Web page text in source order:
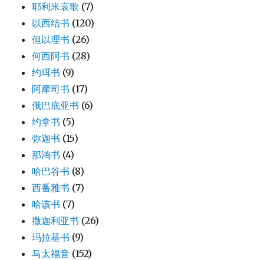
耶利米哀歌 (7)
以西结书 (120)
但以理书 (26)
何西阿书 (28)
约珥书 (9)
阿摩司书 (17)
俄巴底亚书 (6)
约拿书 (5)
弥迦书 (15)
那鸿书 (4)
哈巴谷书 (8)
西番雅书 (7)
哈该书 (7)
撒迦利亚书 (26)
玛拉基书 (9)
马太福音 (152)